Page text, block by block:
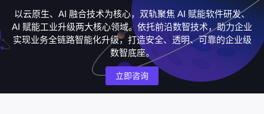
以云原生、AI 融合技术为核心，双轨聚焦 AI 赋能软件研发、
AI 赋能工业升级两大核心领域。依托前沿数智技术，助力企业
实现业务全链路智能化升级，打造安全、透明、可靠的企业级
数智底座。
立即咨询